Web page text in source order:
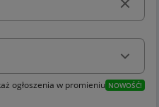
ogłoszenia w promieniu NOWOŚĆ!